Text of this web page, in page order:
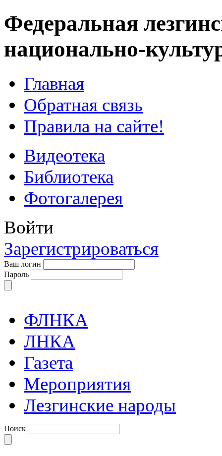
Федеральная
национально-
Главная
Обратная связь
Правила на сайте!
Видеотека
Библиотека
Фотогалерея
Войти
Зарегистрироваться
Ваш логин
Пароль
ФЛНКА
ЛНКА
Газета
Мероприятия
Лезгинские народы
Поиск